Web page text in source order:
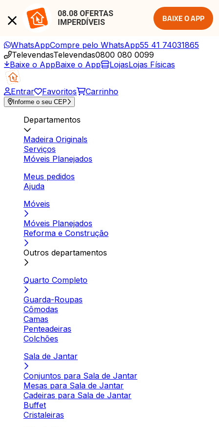
08.08 OFERTAS
IMPERDÍVEIS
BAIXE O APP
WhatsAppCompre pelo WhatsApp55 41 74031865
TelevendasTelevendas0800 080 0099
Baixe o AppBaixe o App LojasLojas Físicas
Entrar Favoritos Carrinho
Informe o seu CEP
Departamentos
Madeira Originals
Serviços
Móveis Planejados
Meus pedidos
Ajuda
Móveis
Móveis Planejados
Reforma e Construção
Outros departamentos
Quarto Completo
Guarda-Roupas
Cômodas
Camas
Penteadeiras
Colchões
Sala de Jantar
Conjuntos para Sala de Jantar
Mesas para Sala de Jantar
Cadeiras para Sala de Jantar
Buffet
Cristaleiras